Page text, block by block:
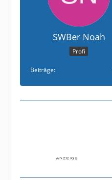
SWBer Noah
Profi
Beiträge